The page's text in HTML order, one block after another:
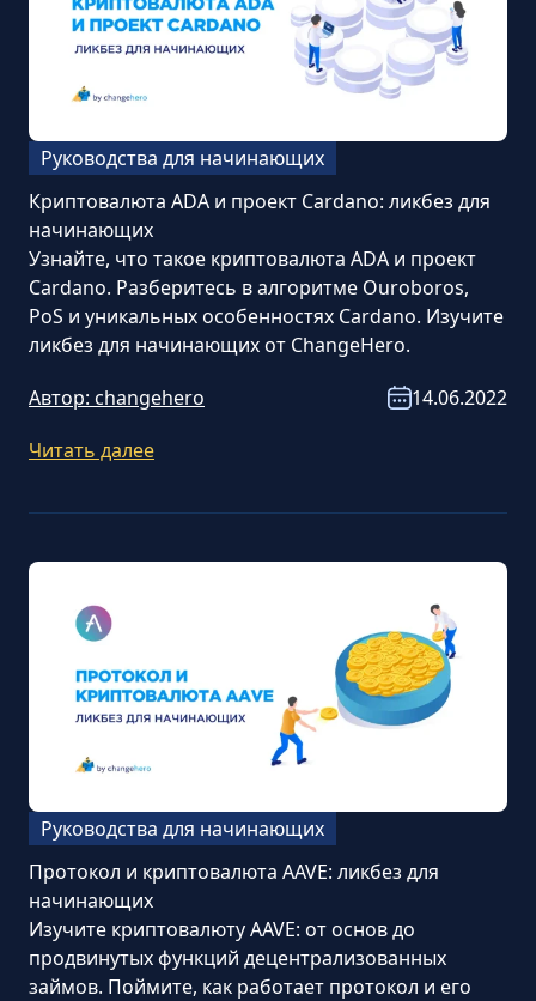
Руководства для начинающих
Криптовалюта ADA и проект Cardano: ликбез для
начинающих
Узнайте, что такое криптовалюта ADA и проект
Cardano. Разберитесь в алгоритме Ouroboros,
PoS и уникальных особенностях Cardano. Изучите
ликбез для начинающих от ChangeHero.
Автор: changehero
14.06.2022
Читать далее
Руководства для начинающих
Протокол и криптовалюта AAVE: ликбез для
начинающих
Изучите криптовалюту AAVE: от основ до
продвинутых функций децентрализованных
займов. Поймите, как работает протокол и его